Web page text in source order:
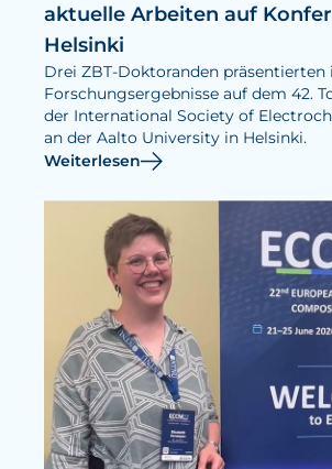
aktuelle Arbeiten auf
Helsinki
Drei ZBT-Doktoranden präsentierten
Forschungsergebnisse auf dem 42.
der International Society of
an der Aalto University in Helsinki.
Weiterlesen